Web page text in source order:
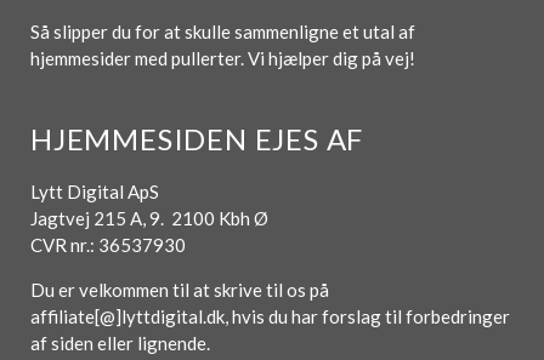
Så slipper du for at skulle sammenligne et utal af
hjemmesider med pullerter. Vi hjælper dig på vej!
HJEMMESIDEN EJES AF
Lytt Digital ApS
Jagtvej 215 A, 9. 2100 Kbh Ø
CVR nr.: 36537930
Du er velkommen til at skrive til os på
affiliate[@]lyttdigital.dk, hvis du har forslag til forbedringer
af siden eller lignende.